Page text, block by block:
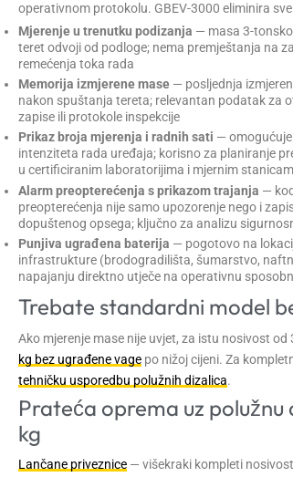
operativnom protokolu. GBEV-3000 eliminira
Mjerenje u trenutku podizanja — masa 3-
teret odvoji od podloge; nema premještanja na
remećenja toka rada
Memorija izmjerene mase — posljednja
nakon spuštanja tereta; relevantan podatak za
zapise ili protokole inspekcije
Prikaz broja mjerenja i radnih sati —
intenziteta rada uređaja; korisno za planiranje
u certificiranim laboratorijima i mjernim
Alarm preopterećenja s prikazom trajanja —
preopterećenja nije samo upozorenje nego i
dopuštenog opsega; ključno za analizu
Punjiva ugrađena baterija — pogotovo na
infrastrukture (brodogradilišta, šumarstvo,
napajanju direktno utječe na operativnu
Trebate standardni model
Ako mjerenje mase nije uvjet, za istu nosivost
kg bez ugrađene vage po nižoj cijeni. Za
tehničku usporedbu polužnih dizalica.
Prateća oprema uz
kg
Lančane priveznice — višekraki kompleti